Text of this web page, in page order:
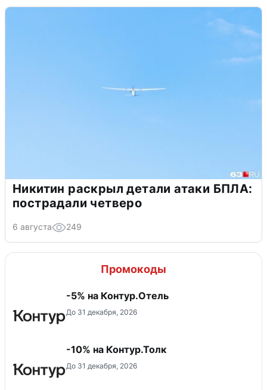
Никитин раскрыл детали атаки БПЛА:
пострадали четверо
6 августа 249
Промокоды
-5% на Контур.Отель
До 31 декабря, 2026
-10% на Контур.Толк
До 31 декабря, 2026